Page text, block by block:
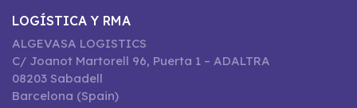
LOGÍSTICA Y RMA
ALGEVASA LOGISTICS
C/ Joanot Martorell 96, Puerta 1 – ADALTRA
08203 Sabadell
Barcelona (Spain)